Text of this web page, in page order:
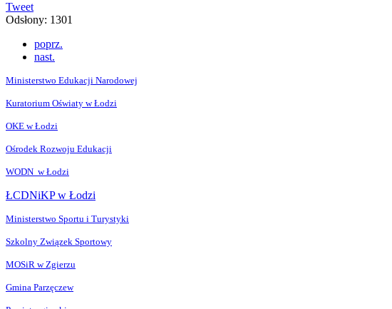
Tweet
Odsłony: 1301
poprz.
nast.
Ministerstwo Edukacji Narodowej
Kuratorium Oświaty w Łodzi
OKE w Łodzi
Ośrodek Rozwoju Edukacji
WODN w Łodzi
ŁCDNiKP w Łodzi
Ministerstwo Sportu i Turystyki
Szkolny Związek Sportowy
MOSiR w Zgierzu
Gmina Parzęczew